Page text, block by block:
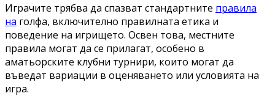
Играчите трябва да спазват стандартните правила
на голфа, включително правилната етика и
поведение на игрището. Освен това, местните
правила могат да се прилагат, особено в
аматьорските клубни турнири, които могат да
въведат вариации в оценяването или условията на
игра.